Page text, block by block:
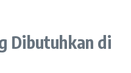
Dibutuhkan di